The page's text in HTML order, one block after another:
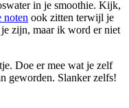
in je smoothie. Kijk,
noten ook zitten terwijl je
zijn, maar ik word er niet
Doe er mee wat je zelf
geworden. Slanker zelfs!